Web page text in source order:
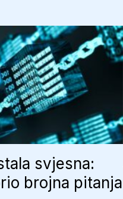
svjesna:
brojna pitanja